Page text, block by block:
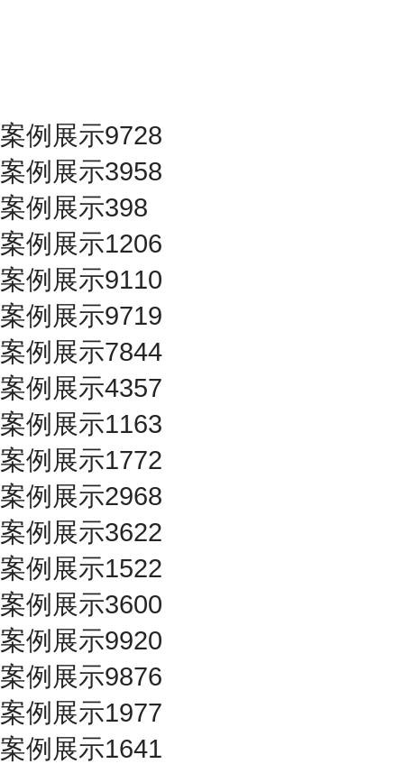
案例展示9728
案例展示3958
案例展示398
案例展示1206
案例展示9110
案例展示9719
案例展示7844
案例展示4357
案例展示1163
案例展示1772
案例展示2968
案例展示3622
案例展示1522
案例展示3600
案例展示9920
案例展示9876
案例展示1977
案例展示1641